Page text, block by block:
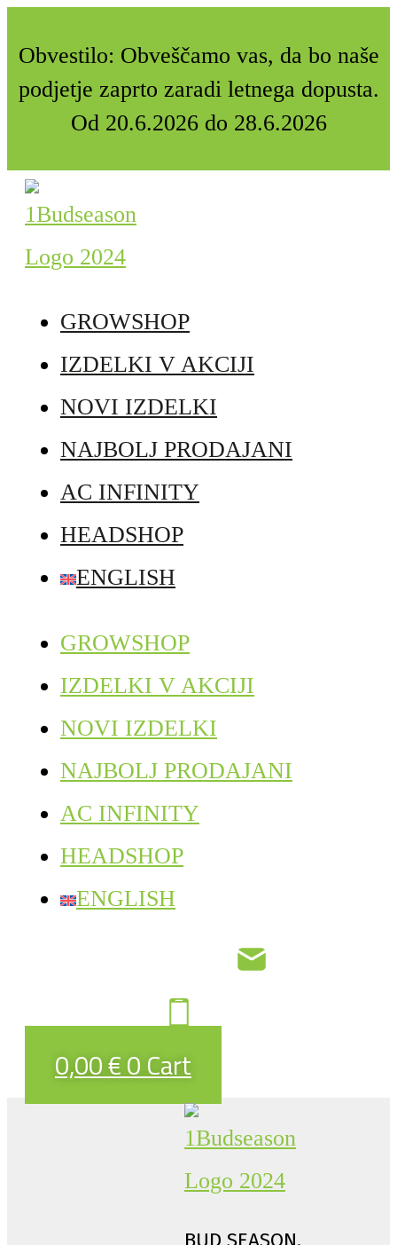
Obvestilo: Obveščamo vas, da bo naše
podjetje zaprto zaradi letnega dopusta.
Od 20.6.2026 do 28.6.2026
GROWSHOP
IZDELKI V AKCIJI
NOVI IZDELKI
NAJBOLJ PRODAJANI
AC INFINITY
HEADSHOP
ENGLISH
GROWSHOP
IZDELKI V AKCIJI
NOVI IZDELKI
NAJBOLJ PRODAJANI
AC INFINITY
HEADSHOP
ENGLISH
0,00€0Cart
BUD SEASON,